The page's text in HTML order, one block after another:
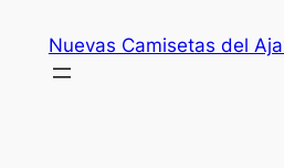
contenido
Nuevas Camisetas del